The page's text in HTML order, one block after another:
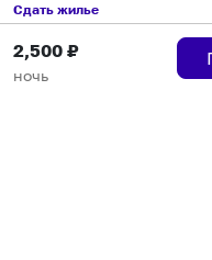
2,500 ₽
ночь
Сдать жилье
Пользовательское
Правила публикации